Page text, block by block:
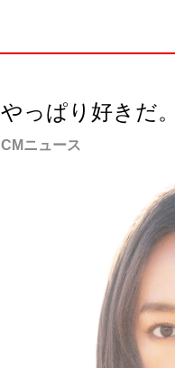
やっぱり好きだ
CMニュース